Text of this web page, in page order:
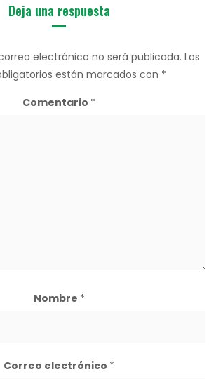
Deja una respuesta
electrónico no será publicada. Los
están marcados con *
Comentario *
Nombre *
Correo electrónico *